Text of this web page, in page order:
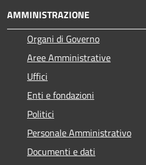
AMMINISTRAZIONE
Organi di Governo
Aree Amministrative
Uffici
Enti e fondazioni
Politici
Personale Amministrativo
Documenti e dati